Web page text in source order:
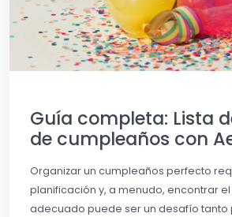
Guía completa: Lista
de cumpleaños con
Organizar un cumpleaños perfecto
planificación y, a menudo, encontrar
adecuado puede ser un desafío tanto